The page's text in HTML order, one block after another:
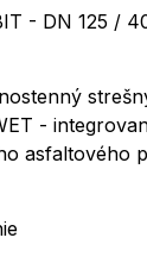
- DN 125 /
-
asfaltového